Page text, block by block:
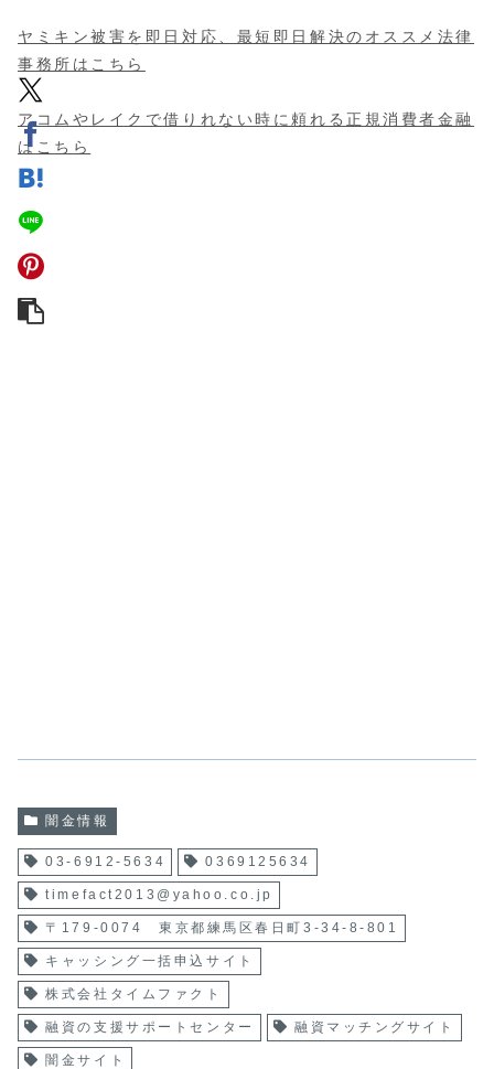
ヤミキン被害を即日対応、最短即日解決のオススメ法律
事務所はこちら
アコムやレイクで借りれない時に頼れる正規消費者金融
はこちら
闇金情報
03-6912-5634 0369125634
timefact2013@yahoo.co.jp
〒179-0074 東京都練馬区春日町3-34-8-801
キャッシング一括申込サイト
株式会社タイムファクト
融資の支援サポートセンター 融資マッチングサイト
闇金サイト